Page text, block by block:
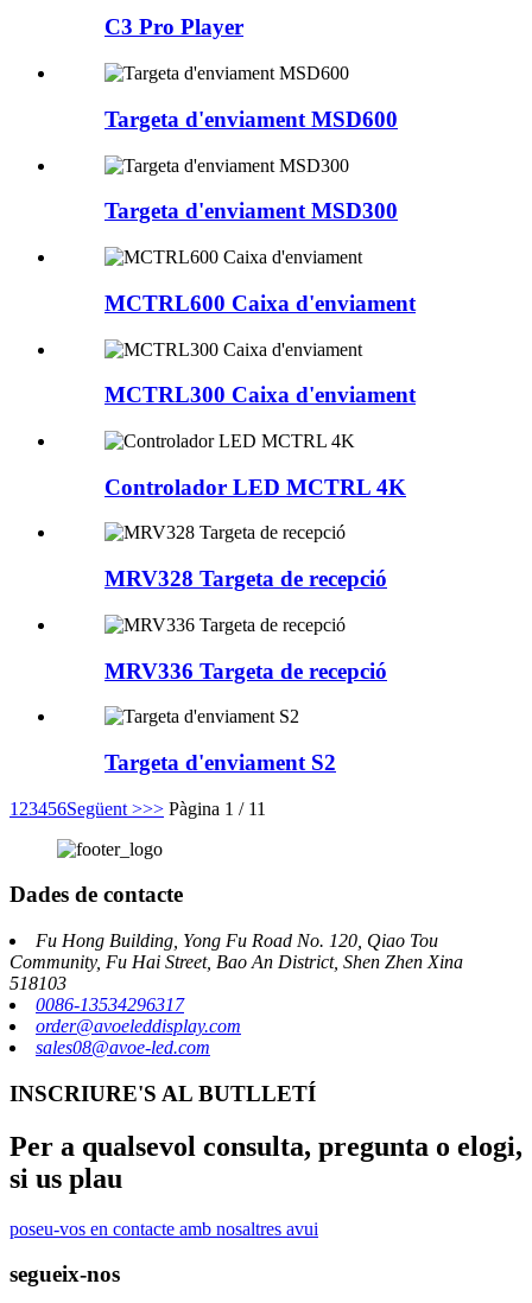
C3 Pro Player
Targeta d'enviament MSD600
Targeta d'enviament MSD300
MCTRL600 Caixa d'enviament
MCTRL300 Caixa d'enviament
Controlador LED MCTRL 4K
MRV328 Targeta de recepció
MRV336 Targeta de recepció
Targeta d'enviament S2
1 23456Següent >>> Pàgina 1 / 11
Dades de contacte
Fu Hong Building, Yong Fu Road No. 120, Qiao Tou
Community, Fu Hai Street, Bao An District, Shen Zhen Xina
518103
0086-13534296317
order@avoeleddisplay.com
sales08@avoe-led.com
INSCRIURE'S AL BUTLLETÍ
Per a qualsevol consulta, pregunta o elogi,
si us plau
poseu-vos en contacte amb nosaltres avui
segueix-nos